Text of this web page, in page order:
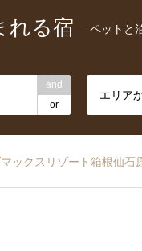
れる宿 ペットと
and
or
エリア
マックスリゾート箱根仙